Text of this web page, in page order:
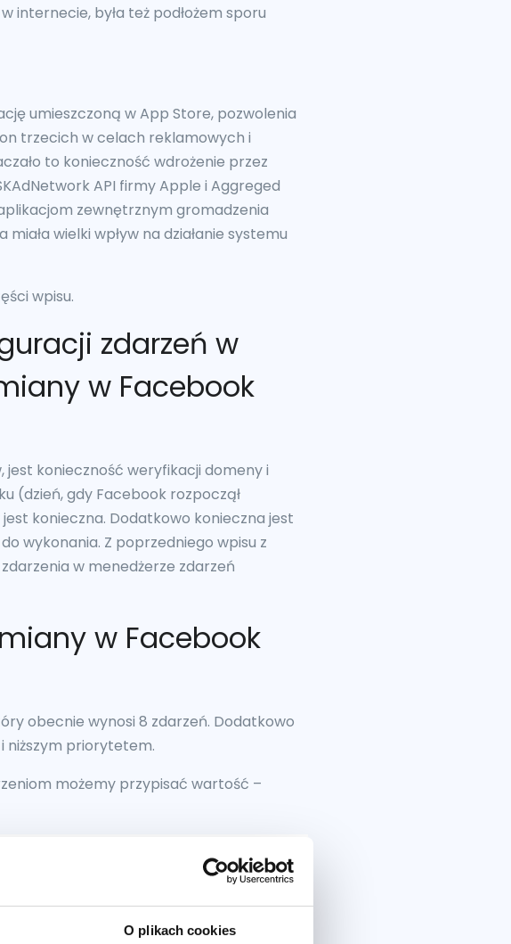
O plikach cookies
internecie, była też podłożem sporu
umieszczoną w App Store, pozwolenia
trzecich w celach reklamowych i
to konieczność wdrożenie przez
API firmy Apple i Aggreged
zewnętrznym gromadzenia
wielki wpływ na działanie systemu
wpisu.
zdarzeń w
w Facebook
konieczność weryfikacji domeny i
(dzień, gdy Facebook rozpoczął
konieczna. Dodatkowo konieczna jest
wykonania. Z poprzedniego wpisu z
w menedżerze zdarzeń
w Facebook
obecnie wynosi 8 zdarzeń. Dodatkowo
niższym priorytetem.
możemy przypisać wartość –